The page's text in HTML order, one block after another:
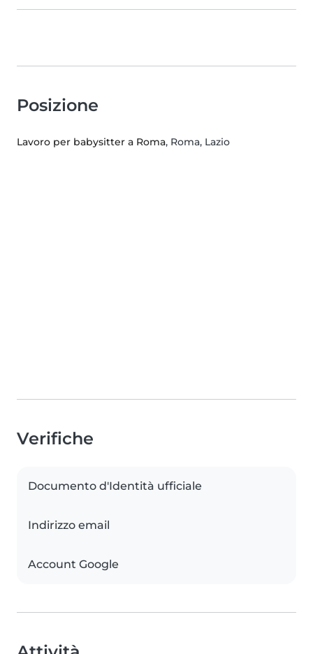
Posizione
Lavoro per babysitter a Roma, Roma, Lazio
Verifiche
Documento d'Identità ufficiale
Indirizzo email
Account Google